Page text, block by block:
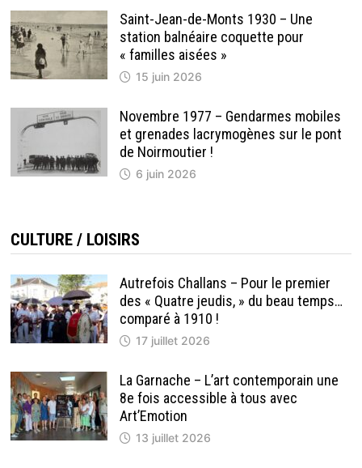
Saint-Jean-de-Monts 1930 – Une
station balnéaire coquette pour
« familles aisées »
15 juin 2026
Novembre 1977 – Gendarmes mobiles
et grenades lacrymogènes sur le pont
de Noirmoutier !
6 juin 2026
CULTURE / LOISIRS
Autrefois Challans – Pour le premier
des « Quatre jeudis, » du beau temps…
comparé à 1910 !
17 juillet 2026
La Garnache – L’art contemporain une
8e fois accessible à tous avec
Art’Emotion
13 juillet 2026